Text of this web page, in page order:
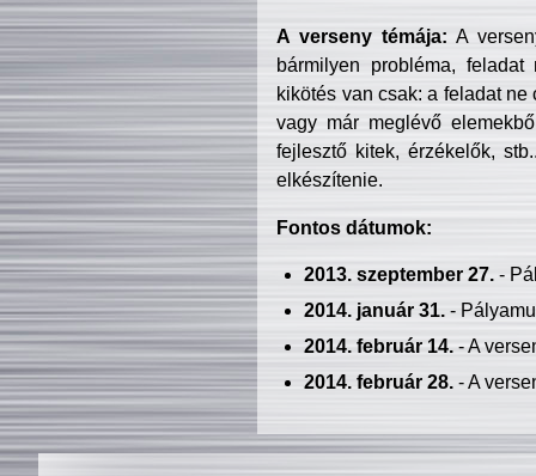
A verseny témája: A
bármilyen probléma, feladat
kikötés van csak: a feladat
vagy már meglévő
fejlesztő kitek, érzékelők,
elkészítenie.
Fontos dátumok:
2013. szeptember 27.-
2014. január 31.-
2014. február 14.- A
2014. február 28.- A